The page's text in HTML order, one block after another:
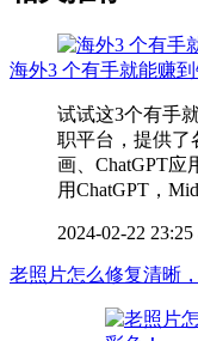
海外3 个有手就能赚
试试这3个有手
职平台，提供
画、ChatGPT应
用ChatGPT，
2024-02-22 23:25
老照片怎么修复清晰